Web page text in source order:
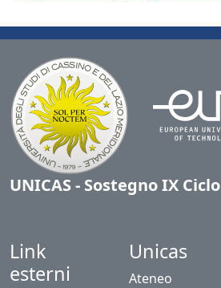
UNICAS - Sostegno IX Ciclo
Link
esterni
Unicas
Ateneo